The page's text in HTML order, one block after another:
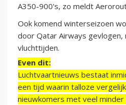
A350-900's, zo meldt
Ook komend winterseizoen
door Qatar Airways gevlogen,
vluchttijden.
Even dit:
Luchtvaartnieuws bestaat
een tijd waarin talloze
nieuwkomers met veel